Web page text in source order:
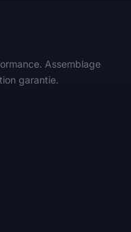
Assemblage
garantie.